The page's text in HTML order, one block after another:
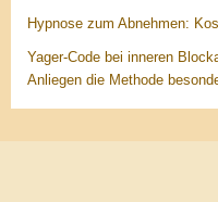
Hypnose zum Abnehmen:
Yager-Code bei inneren
Anliegen die Methode